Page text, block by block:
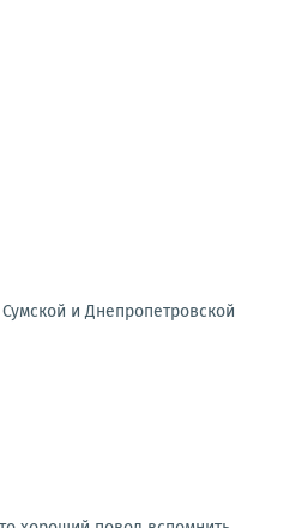
и Днепропетровской